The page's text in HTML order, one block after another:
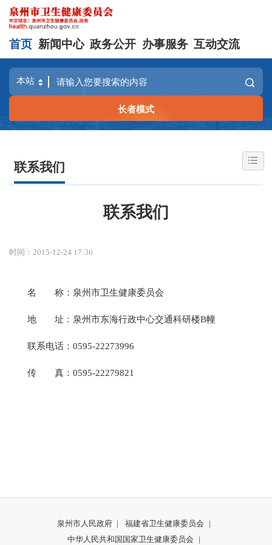
首页 新闻中心 政务公开 办事服务 互动交流
长者模式
联系我们
联系我们
时间：2015-12-24 17:36
名 名称称：泉州市卫生健康委员会
地 地址址：泉州市东海行政中心交通科研楼B幢
联系电话：0595-22273996
传 传真真：0595-22279821
泉州市人民政府 | 福建省卫生健康委员会
|
中华人民共和国国家卫生健康委员会
|